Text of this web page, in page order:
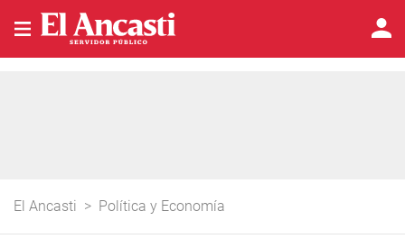
El Ancasti > Política y Economía